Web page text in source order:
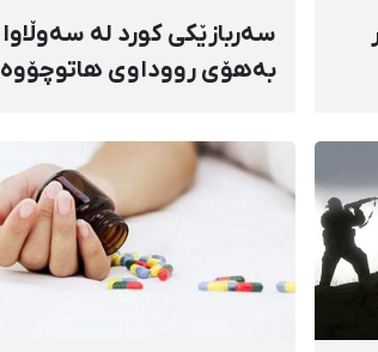
سەربازێكی كورد لە سەوڵاوا
بەهۆی رووداوی هاتوچۆوە